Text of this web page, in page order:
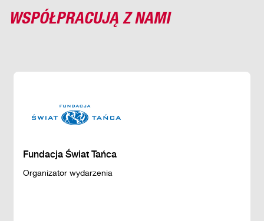
WSPÓŁPRACUJĄ Z NAMI
Fundacja Świat Tańca
Organizator wydarzenia